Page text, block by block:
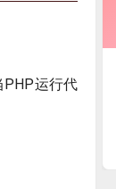
PHP运行代